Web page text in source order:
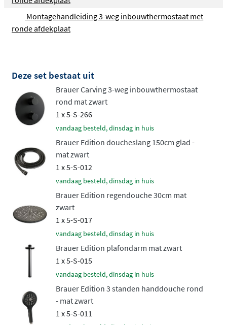
voorkeur.
Handdouche naar jouw voorkeur
standen handdouchedie je met een druk op de knop
kunt wisselen tussen verschillende straalpatronen. De
handdouche kan worden geplaatst in een wandhouder
voor een strakke uitstraling, of aan een
voor maximaal gebruiksgemak. Beide opties
worden geleverd inclusief een 150cm doucheslang.
Ruwe elegantie in verschillende
De Carving collectie is verkrijgbaar in alle Brauer
kleuren, van tijdloos chroom tot moderne PVD-
afwerkingen zoalsgeborsteld goud, geborsteld koper,
geborsteld gunmetal, geborsteld RVS en mat zwart
PVD-coating zorgt voor een duurzame, krasbestendige
afwerking die jarenlang mooi blijft. Het messing
binnenwerk garandeert betrouwbaarheid en een lange
levensduur.
Montagehandleiding 3-weg inbouwthermostaat met
ronde afdekplaat
Deze set bestaat uit
Brauer Carving 3-weg inbouwthermostaat
rond mat zwart
1 x 5-S-266
vandaag besteld, dinsdag in huis
Brauer Edition doucheslang 150cm glad -
mat zwart
1 x 5-S-012
vandaag besteld, dinsdag in huis
Brauer Edition regendouche 30cm mat
zwart
1 x 5-S-017
vandaag besteld, dinsdag in huis
Brauer Edition plafondarm mat zwart
1 x 5-S-015
vandaag besteld, dinsdag in huis
Brauer Edition 3 standen handdouche rond
- mat zwart
1 x 5-S-011